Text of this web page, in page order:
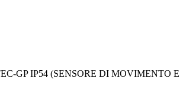
GP IP54 (SENSORE DI MOVIMENTO E